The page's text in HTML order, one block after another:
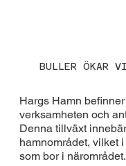
BULLER ÖKAR
Hargs Hamn
verksamheten och
Denna tillväxt
hamnområdet, vilket
som bor i närområdet.